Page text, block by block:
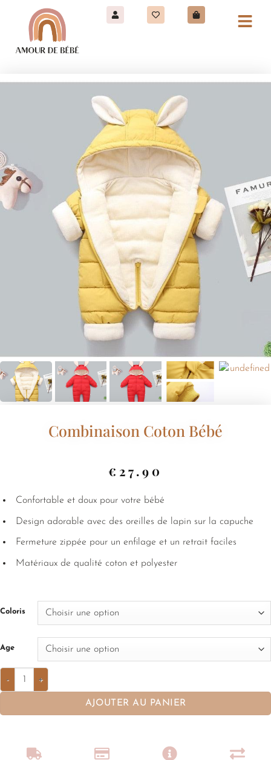
Combinaison Coton Bébé
€ 27.90
Confortable et doux pour votre bébé
Design adorable avec des oreilles de lapin sur la capuche
Fermeture zippée pour un enfilage et un retrait faciles
Matériaux de qualité coton et polyester
Coloris
Age
AJOUTER AU PANIER